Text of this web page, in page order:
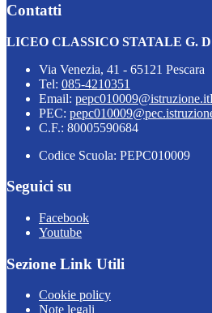
Contatti
LICEO CLASSICO STATALE G.
Via Venezia, 41 - 65121 Pescara
Tel: 085-4210351
Email: pepc010009@istruzione.it
PEC:
C.F.: 80005590684
Codice Scuola: PEPC010009
Seguici su
Facebook
Youtube
Sezione Link Utili
Cookie policy
Note legali